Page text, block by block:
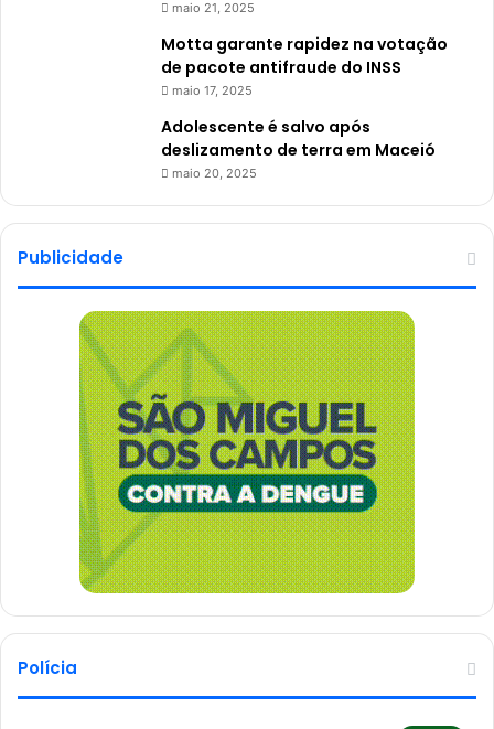
maio 21, 2025
Motta garante rapidez na votação
de pacote antifraude do INSS
maio 17, 2025
Adolescente é salvo após
deslizamento de terra em Maceió
maio 20, 2025
Publicidade
Polícia